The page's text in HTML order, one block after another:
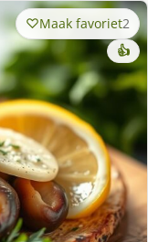
Maak favoriet2
👍